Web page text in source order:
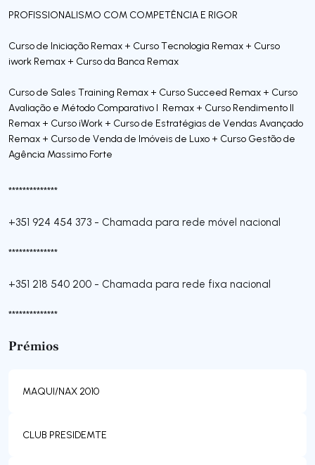
PROFISSIONALISMO COM COMPETÊNCIA E RIGOR
Curso de Iniciação Remax + Curso Tecnologia Remax + Curso
iwork Remax + Curso da Banca Remax
Curso de Sales Training Remax + Curso Succeed Remax + Curso
Avaliação e Método Comparativo I Remax + Curso Rendimento II
Remax + Curso iWork + Curso de Estratégias de Vendas Avançado
Remax + Curso de Venda de Imóveis de Luxo + Curso Gestão de
Agência Massimo Forte
**************
+351 924 454 373 - Chamada para rede móvel nacional
**************
+351 218 540 200 - Chamada para rede fixa nacional
**************
Prémios
MAQUI/NAX 2010
CLUB PRESIDEMTE